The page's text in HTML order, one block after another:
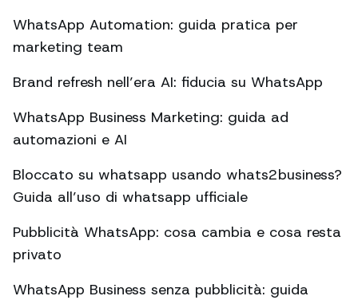
WhatsApp Automation: guida pratica per
marketing team
Brand refresh nell’era AI: fiducia su WhatsApp
WhatsApp Business Marketing: guida ad
automazioni e AI
Bloccato su whatsapp usando whats2business?
Guida all’uso di whatsapp ufficiale
Pubblicità WhatsApp: cosa cambia e cosa resta
privato
WhatsApp Business senza pubblicità: guida